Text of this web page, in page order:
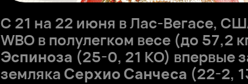
С 21 на 22 июня в Лас-Вегасе,
WBO в полулегком весе (до 57,2
Эспиноза (25-0, 21 КО) впервые
землякаСерхио Санчеса (22-2,